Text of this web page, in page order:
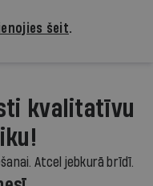
šeit.
kvalitatīvu
Atcel jebkurā brīdī.